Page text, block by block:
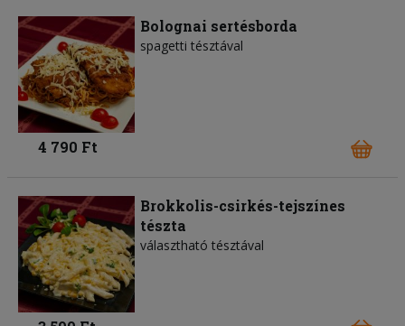
Bolognai sertésborda
spagetti tésztával
4 790 Ft
Brokkolis-csirkés-tejszínes
tészta
választható tésztával